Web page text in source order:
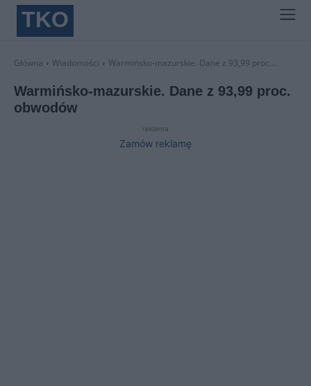
TKO
Główna Wiadomości Warmińsko-mazurskie. Dane z 93,99 proc....
Warmińsko-mazurskie. Dane z 93,99 proc.
obwodów
reklama
Zamów reklamę